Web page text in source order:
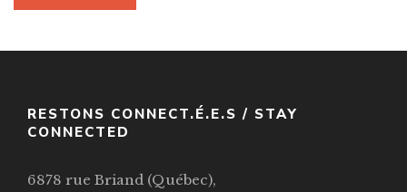
RESTONS CONNECT.É.E.S / STAY
CONNECTED
6878 rue Briand (Québec),